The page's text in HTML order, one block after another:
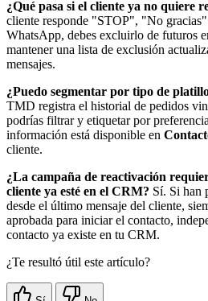
¿Qué pasa si el cliente ya no quiere
cliente responde "STOP", "No
WhatsApp, debes excluirlo de futuros
mantener una lista de exclusión
mensajes.
¿Puedo segmentar por tipo de
TMD registra el historial de pedidos
podrías filtrar y etiquetar por
información está disponible en
cliente.
¿La campaña de reactivación
cliente ya esté en el CRM? Sí. Si han
desde el último mensaje del cliente,
aprobada para iniciar el contacto,
contacto ya existe en tu CRM.
¿Te resultó útil este artículo?